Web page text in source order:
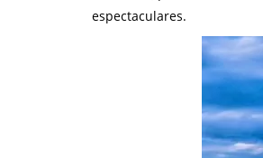
espectaculares.